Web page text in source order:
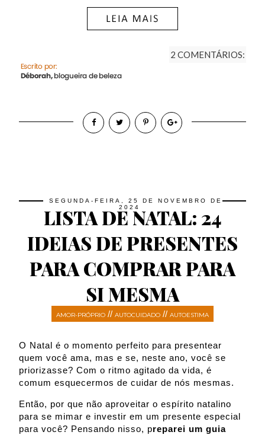
2 COMENTÁRIOS:
SEGUNDA-FEIRA, 25 DE NOVEMBRO DE
2024
LISTA DE NATAL: 24
IDEIAS DE PRESENTES
PARA COMPRAR PARA
SI MESMA
AMOR-PRÓPRIO // AUTOCUIDADO // AUTOESTIMA
O Natal é o momento perfeito para presentear
quem você ama, mas e se, neste ano, você se
priorizasse? Com o ritmo agitado da vida, é
comum esquecermos de cuidar de nós mesmas.
Então, por que não aproveitar o espírito natalino
para se mimar e investir em um presente especial
para você? Pensando nisso, preparei um guia